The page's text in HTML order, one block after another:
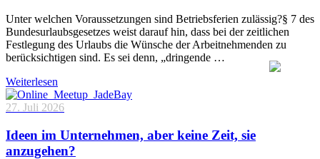
Unter welchen Voraussetzungen sind Betriebsferien zulässig?§ 7 des
Bundesurlaubsgesetzes weist darauf hin, dass bei der zeitlichen
Festlegung des Urlaubs die Wünsche der Arbeitnehmenden zu
berücksichtigen sind. Es sei denn, „dringende …
Weiterlesen
27. Juli 2026
Ideen im Unternehmen, aber keine Zeit, sie
anzugehen?